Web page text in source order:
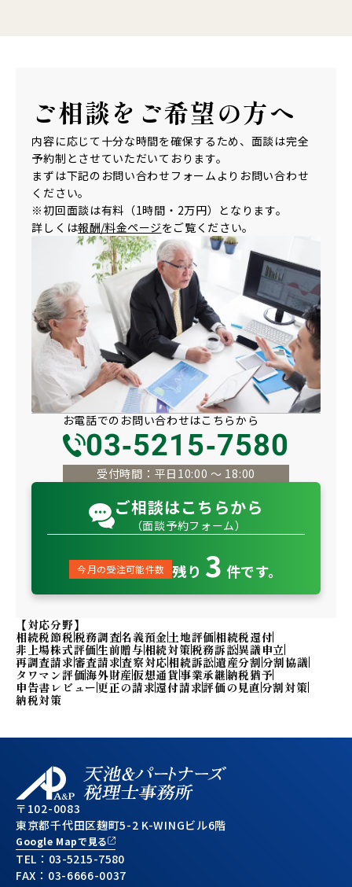
ご相談を ご希望の方へ
内容に応じて十分な時間を確保するため、面談は完全
予約制とさせていただいております。
まずは下記のお問い合わせフォームよりお問い合わせ
ください。
※初回面談は有料（1時間・2万円）となります。
詳しくは報酬/料金ページをご覧ください。
お電話での お問い合わせはこちらから
03-5215-7580
受付時間：平日10:00 〜 18:00
ご相談はこちらから
（面談予約フォーム）
今月の受注可能件数 残り 3 件です。
【対応分野】
相続税節税税務調査名義預金土地評価相続税還付
非上場株式評価生前贈与相続対策税務訴訟異議申立
再調査請求審査請求査察対応相続訴訟遺産分割分割協議
タワマン評価海外財産仮想通貨事業承継納税猶予
申告書レビュー 更正の請求還付請求評価の見直分割対策
納税対策
〒102-0083
東京都千代田区麹町5-2 K-WINGビル6階
Google Mapで見る
TEL： 03-5215-7580
FAX：03-6666-0037